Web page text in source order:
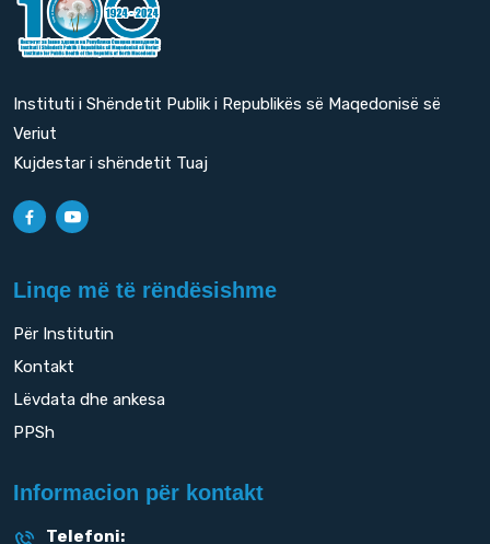
Instituti i Shëndetit Publik i Republikës së Maqedonisë së
Veriut
Kujdestar i shëndetit Tuaj
Linqe më të rëndësishme
Për Institutin
Kontakt
Lëvdata dhe ankesa
PPSh
Informacion për kontakt
Telefoni: